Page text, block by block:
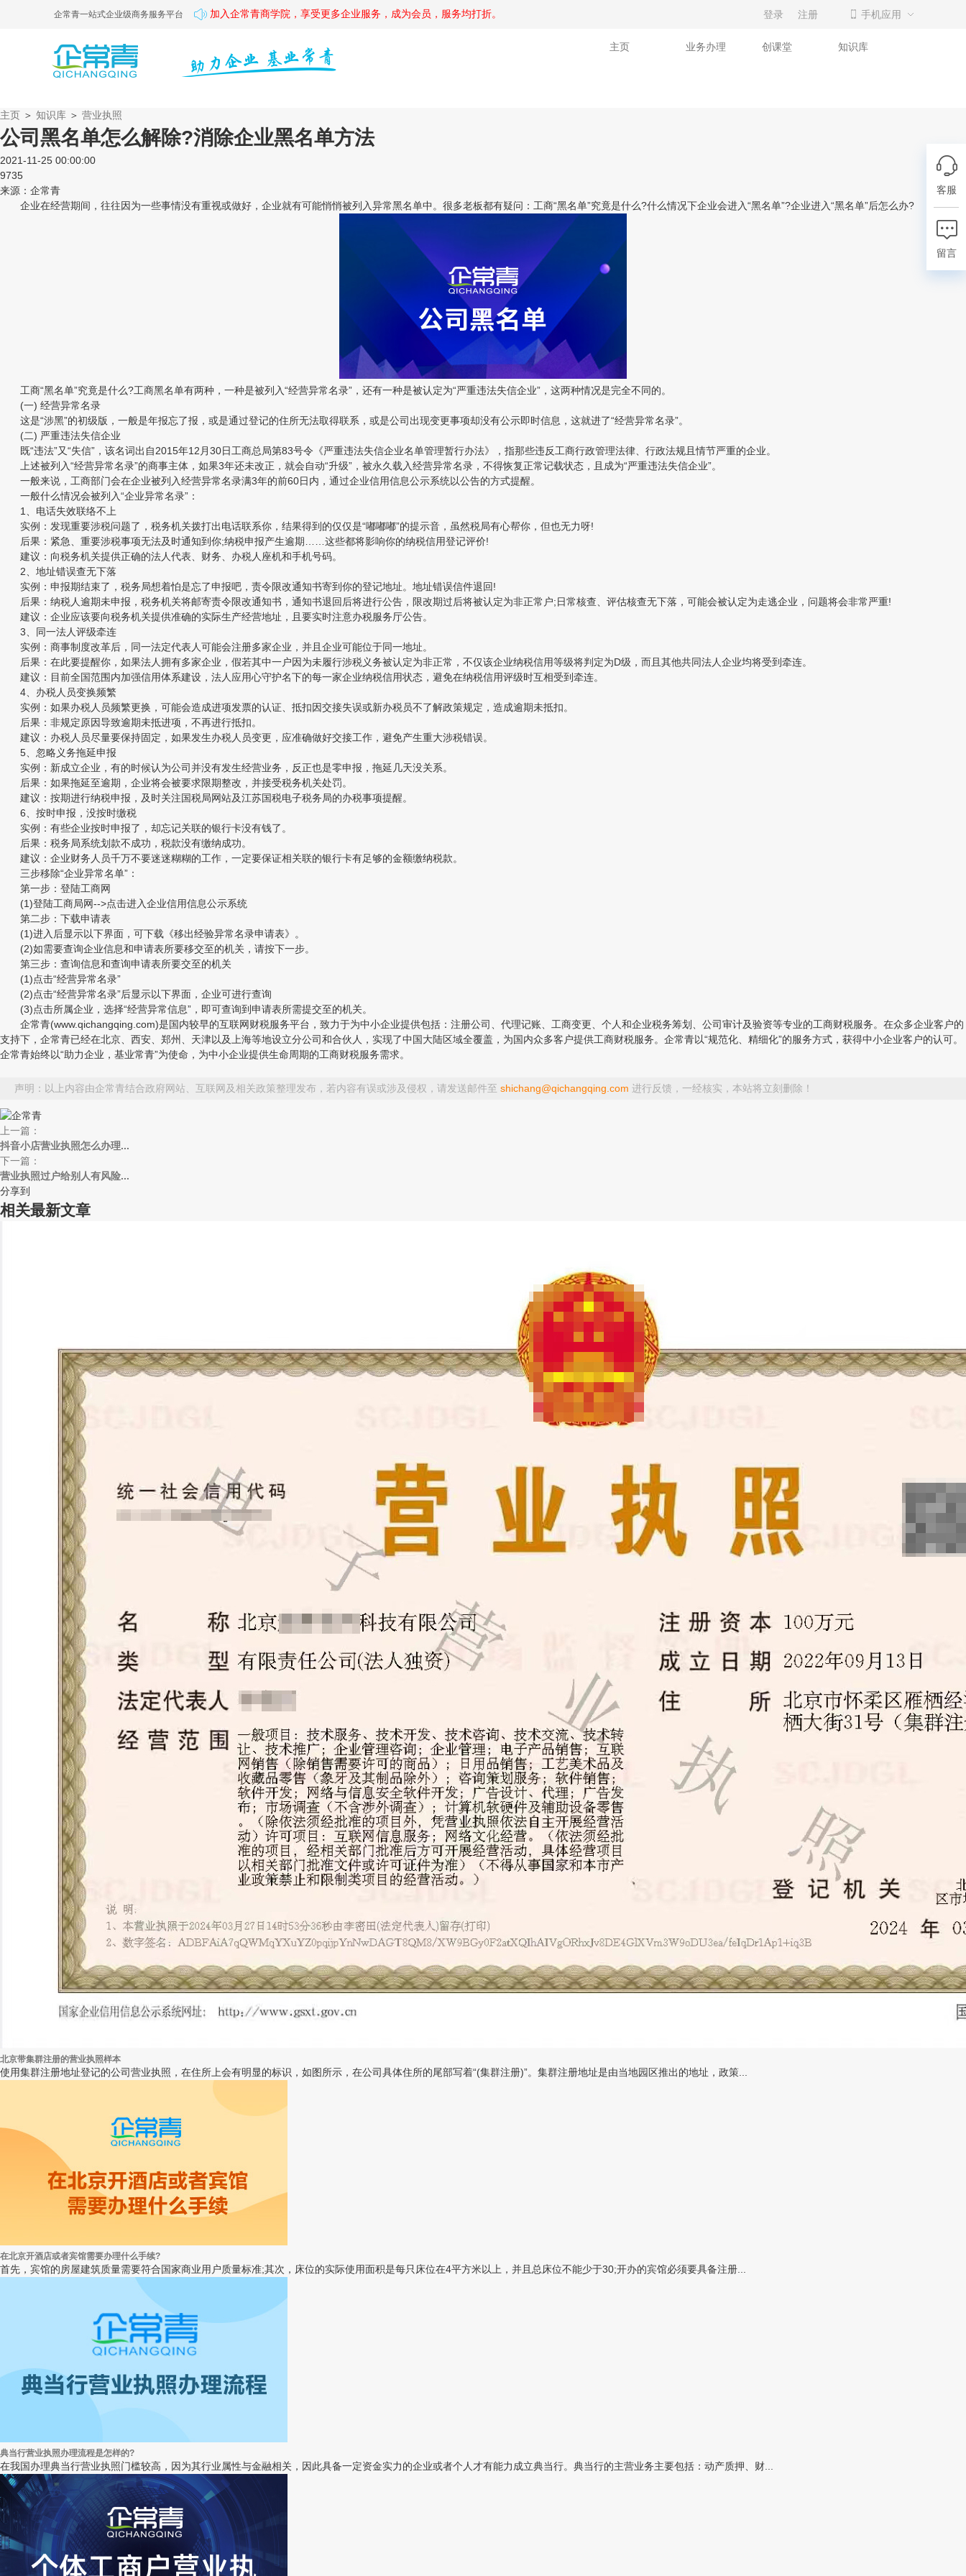
登录 注册 手机应用
企常青一站式企业级商务服务平台 加入企常青商学院，享受更多企业服务，成为会员，服务均打折。
主页 业务办理 创课堂 知识库
主页 ＞ 知识库 ＞ 营业执照
公司黑名单怎么解除?消除企业黑名单方法
2021-11-25 00:00:00
9735
来源：企常青
企业在经营期间，往往因为一些事情没有重视或做好，企业就有可能悄悄被列入异常黑名单中。很多老板都有疑问：工商“黑名单”究竟是什么?什么情况下企业会进入“黑名单”?企业进入“黑名单”后怎么办?
工商“黑名单”究竟是什么?工商黑名单有两种，一种是被列入“经营异常名录”，还有一种是被认定为“严重违法失信企业”，这两种情况是完全不同的。
(一) 经营异常名录
这是“涉黑”的初级版，一般是年报忘了报，或是通过登记的住所无法取得联系，或是公司出现变更事项却没有公示即时信息，这就进了“经营异常名录”。
(二) 严重违法失信企业
既“违法”又“失信”，该名词出自2015年12月30日工商总局第83号令《严重违法失信企业名单管理暂行办法》，指那些违反工商行政管理法律、行政法规且情节严重的企业。
上述被列入“经营异常名录”的商事主体，如果3年还未改正，就会自动“升级”，被永久载入经营异常名录，不得恢复正常记载状态，且成为“严重违法失信企业”。
一般来说，工商部门会在企业被列入经营异常名录满3年的前60日内，通过企业信用信息公示系统以公告的方式提醒。
一般什么情况会被列入“企业异常名录”：
1、电话失效联络不上
实例：发现重要涉税问题了，税务机关拨打出电话联系你，结果得到的仅仅是“嘟嘟嘟”的提示音，虽然税局有心帮你，但也无力呀!
后果：紧急、重要涉税事项无法及时通知到你;纳税申报产生逾期……这些都将影响你的纳税信用登记评价!
建议：向税务机关提供正确的法人代表、财务、办税人座机和手机号码。
2、地址错误查无下落
实例：申报期结束了，税务局想着怕是忘了申报吧，责令限改通知书寄到你的登记地址。地址错误信件退回!
后果：纳税人逾期未申报，税务机关将邮寄责令限改通知书，通知书退回后将进行公告，限改期过后将被认定为非正常户;日常核查、评估核查无下落，可能会被认定为走逃企业，问题将会非常严重!
建议：企业应该要向税务机关提供准确的实际生产经营地址，且要实时注意办税服务厅公告。
3、同一法人评级牵连
实例：商事制度改革后，同一法定代表人可能会注册多家企业，并且企业可能位于同一地址。
后果：在此要提醒你，如果法人拥有多家企业，假若其中一户因为未履行涉税义务被认定为非正常，不仅该企业纳税信用等级将判定为D级，而且其他共同法人企业均将受到牵连。
建议：目前全国范围内加强信用体系建设，法人应用心守护名下的每一家企业纳税信用状态，避免在纳税信用评级时互相受到牵连。
4、办税人员变换频繁
实例：如果办税人员频繁更换，可能会造成进项发票的认证、抵扣因交接失误或新办税员不了解政策规定，造成逾期未抵扣。
后果：非规定原因导致逾期未抵进项，不再进行抵扣。
建议：办税人员尽量要保持固定，如果发生办税人员变更，应准确做好交接工作，避免产生重大涉税错误。
5、忽略义务拖延申报
实例：新成立企业，有的时候认为公司并没有发生经营业务，反正也是零申报，拖延几天没关系。
后果：如果拖延至逾期，企业将会被要求限期整改，并接受税务机关处罚。
建议：按期进行纳税申报，及时关注国税局网站及江苏国税电子税务局的办税事项提醒。
6、按时申报，没按时缴税
实例：有些企业按时申报了，却忘记关联的银行卡没有钱了。
后果：税务局系统划款不成功，税款没有缴纳成功。
建议：企业财务人员千万不要迷迷糊糊的工作，一定要保证相关联的银行卡有足够的金额缴纳税款。
三步移除“企业异常名单”：
第一步：登陆工商网
(1)登陆工商局网-->点击进入企业信用信息公示系统
第二步：下载申请表
(1)进入后显示以下界面，可下载《移出经验异常名录申请表》。
(2)如需要查询企业信息和申请表所要移交至的机关，请按下一步。
第三步：查询信息和查询申请表所要交至的机关
(1)点击“经营异常名录”
(2)点击“经营异常名录”后显示以下界面，企业可进行查询
(3)点击所属企业，选择“经营异常信息”，即可查询到申请表所需提交至的机关。
企常青(www.qichangqing.com)是国内较早的互联网财税服务平台，致力于为中小企业提供包括：注册公司、代理记账、工商变更、个人和企业税务筹划、公司审计及验资等专业的工商财税服务。在众多企业客户的
支持下，企常青已经在北京、西安、郑州、天津以及上海等地设立分公司和合伙人，实现了中国大陆区域全覆盖，为国内众多客户提供工商财税服务。企常青以“规范化、精细化”的服务方式，获得中小企业客户的认可。
企常青始终以“助力企业，基业常青”为使命，为中小企业提供生命周期的工商财税服务需求。
声明：以上内容由企常青结合政府网站、互联网及相关政策整理发布，若内容有误或涉及侵权，请发送邮件至 shichang@qichangqing.com 进行反馈，一经核实，本站将立刻删除！
上一篇：
抖音小店营业执照怎么办理...
下一篇：
营业执照过户给别人有风险...
分享到
相关最新文章
北京带集群注册的营业执照样本
使用集群注册地址登记的公司营业执照，在住所上会有明显的标识，如图所示，在公司具体住所的尾部写着“(集群注册)”。集群注册地址是由当地园区推出的地址，政策...
在北京开酒店或者宾馆需要办理什么手续?
首先，宾馆的房屋建筑质量需要符合国家商业用户质量标准;其次，床位的实际使用面积是每只床位在4平方米以上，并且总床位不能少于30;开办的宾馆必须要具备注册...
典当行营业执照办理流程是怎样的?
在我国办理典当行营业执照门槛较高，因为其行业属性与金融相关，因此具备一定资金实力的企业或者个人才有能力成立典当行。典当行的主营业务主要包括：动产质押、财...
客服
留言